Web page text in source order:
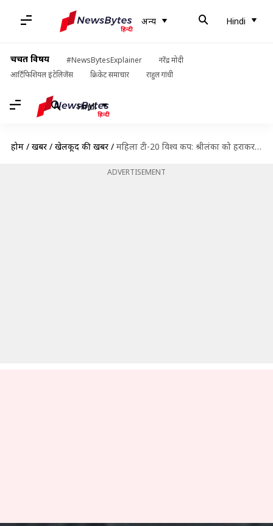
अन्य Hindi
चर्चित विषय #NewsBytesExplainer
नरेंद्र मोदी
आर्टिफिशियल इंटेलिजेंस
क्रिकेट समाचार राहुल गांधी
Hindi
होम / खबरें / खेलकूद की खबरें / महिला टी-20 विश्व कप: श्रीलंका को हराकर भारत ने जीता लगातार चौथा मैच
ADVERTISEMENT